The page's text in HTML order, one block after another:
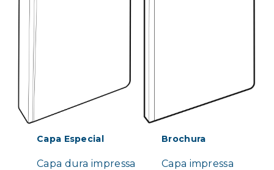
Capa Especial
Capa dura impressa
Brochura
Capa impressa